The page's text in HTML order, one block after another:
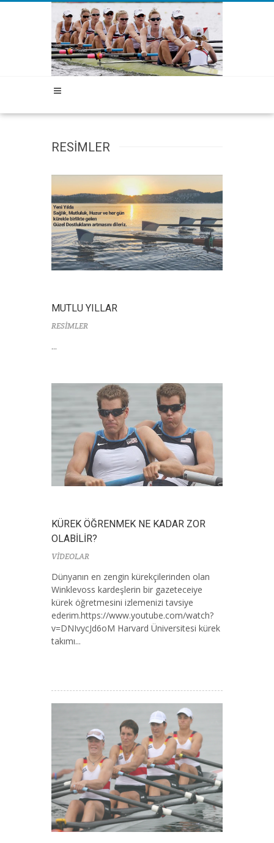
RESİMLER
MUTLU YILLAR
RESİMLER
...
KÜREK ÖĞRENMEK NE KADAR ZOR
OLABİLİR?
VİDEOLAR
Dünyanın en zengin kürekçilerinden olan
Winklevoss kardeşlerin bir gazeteceiye
kürek öğretmesini izlemenizi tavsiye
ederim.https://www.youtube.com/watch?
v=DNIvycJd6oM Harvard Üniversitesi kürek
takımı...